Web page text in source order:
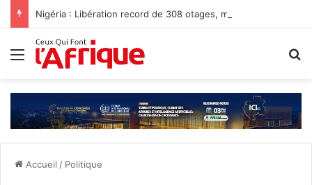
Menu
Accueil / Politique